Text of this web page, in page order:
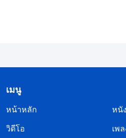
วิญญาณบริสุทธิ์ในสิ่งเหล่านี้แล
สอดคล้องกับความจริง คำพูดเ
แน่นอน แต่ก็ยังเป็นคำพูดของม
เมนู
หน้าหลัก
หนั
วิดีโอ
เพ